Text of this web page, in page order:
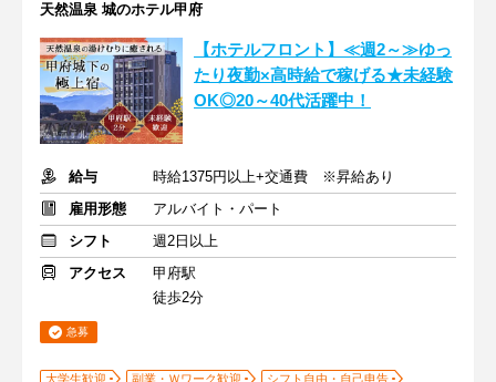
天然温泉 城のホテル甲府
【ホテルフロント】≪週2～≫ゆっ
たり夜勤×高時給で稼げる★未経験
OK◎20～40代活躍中！
給与
時給1375円以上+交通費 ※昇給あり
雇用形態
アルバイト・パート
シフト
週2日以上
アクセス
甲府駅
徒歩2分
急募
大学生歓迎 副業・Ｗワーク歓迎
シフト自由・自己申告